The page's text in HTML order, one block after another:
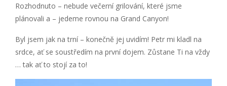
Rozhodnuto – nebude večerní grilování, které jsme
plánovali a – jedeme rovnou na Grand Canyon!
Byl jsem jak na trní – konečně jej uvidím! Petr mi kladl na
srdce, ať se soustředím na první dojem. Zůstane Ti na vždy
… tak ať to stojí za to!